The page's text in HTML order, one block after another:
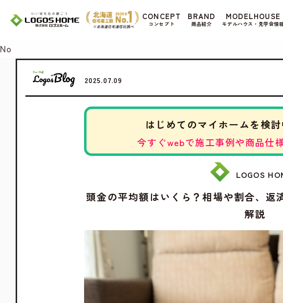
CONCEPT
コンセプト
BRAND
商品紹介
MODELHOUSE
モデルハウス・見学会情
2025.07.09
はじめてのマイホームを検
今すぐwebで施工事例や商品仕
LOGOS
頭金の平均額はいくら？相場や割合、返
解説
Cookie を使用して、お客様の活動を追跡してもよろしいです
がある場合は、当
No